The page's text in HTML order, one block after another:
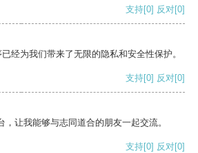
支持[0] 反对[0]
经为我们带来了无限的隐私和安全性保护。
支持[0] 反对[0]
让我能够与志同道合的朋友一起交流。
支持[0] 反对[0]